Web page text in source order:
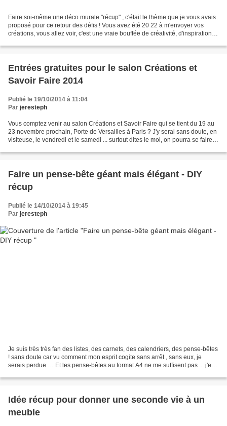
Faire soi-même une déco murale "récup" , c'était le thème que je vous avais
proposé pour ce retour des défis ! Vous avez été 20 22 à m'envoyer vos
créations, vous allez voir, c'est une vraie bouffée de créativité, d'inspiration ...
Entrées gratuites pour le salon Créations et
Savoir Faire 2014
Publié le 19/10/2014 à 11:04
Par jeresteph
Vous comptez venir au salon Créations et Savoir Faire qui se tient du 19 au
23 novembre prochain, Porte de Versailles à Paris ? J'y serai sans doute, en
visiteuse, le vendredi et le samedi ... surtout dites le moi, on pourra se faire
Faire un pense-bête géant mais élégant - DIY
récup
Publié le 14/10/2014 à 19:45
Par jeresteph
Je suis très très fan des listes, des carnets, des calendriers, des pense-bêtes
! sans doute car vu comment mon esprit cogite sans arrêt , sans eux, je
serais perdue … Et les pense-bêtes au format A4 ne me suffisent pas ... j'en
Idée récup pour donner une seconde vie à un
meuble